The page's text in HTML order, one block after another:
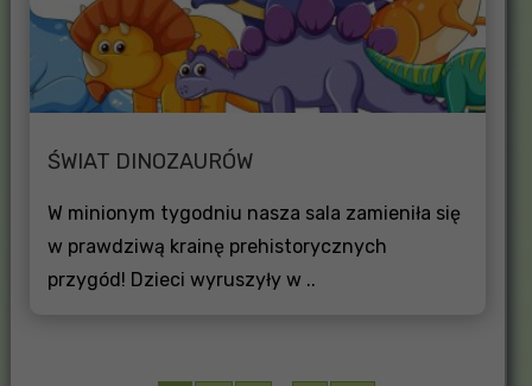
ŚWIAT DINOZAURÓW
W minionym tygodniu nasza sala zamieniła się
w prawdziwą krainę prehistorycznych
przygód! Dzieci wyruszyły w ..